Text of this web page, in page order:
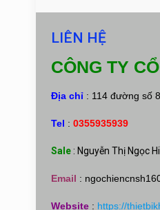
LIÊN HỆ
CÔNG TY
Địa chỉ : 114 đường số
Tel :0355935939
Sale : Nguyễn Thị Ngọc
Email :
Website : https://